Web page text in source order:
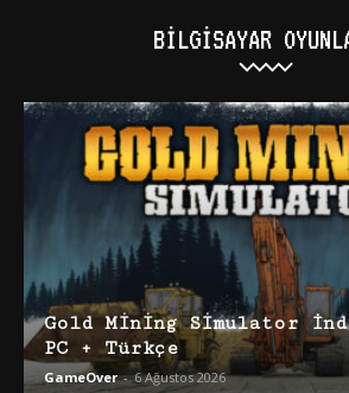
BILGISAYAR
Gold Mining Simulator
PC + Türkçe
GameOver - 6 Ağustos 2026